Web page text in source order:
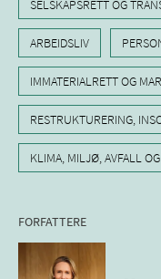
SELSKAPSRETT OG
ARBEIDSLIV
IMMATERIALRETT OG
RESTRUKTURERING,
KLIMA, MILJØ, AVFALL
FORFATTERE